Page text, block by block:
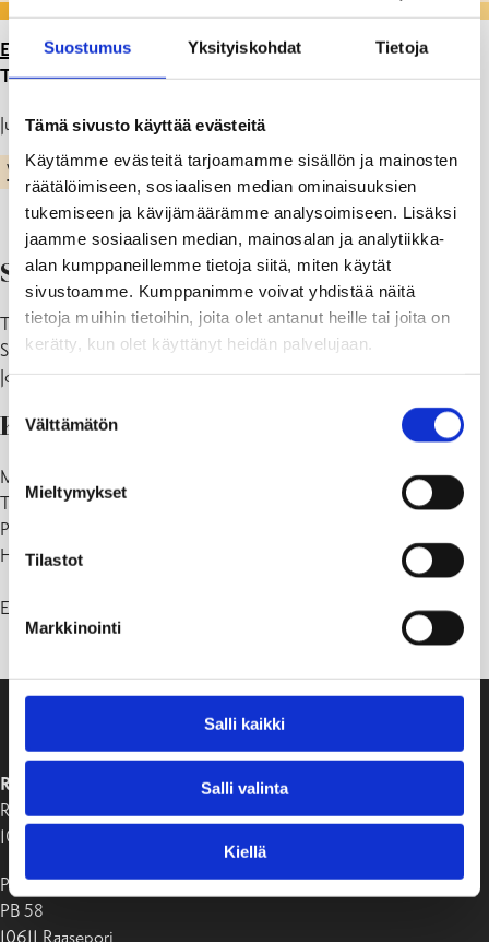
Suostumus Yksityiskohdat Tietoja
Tämä sivusto käyttää evästeitä
Käytämme evästeitä tarjoamamme sisällön ja mainosten
räätälöimiseen, sosiaalisen median ominaisuuksien
tukemiseen ja kävijämäärämme analysoimiseen. Lisäksi
jaamme sosiaalisen median, mainosalan ja analytiikka-
alan kumppaneillemme tietoja siitä, miten käytät
sivustoamme. Kumppanimme voivat yhdistää näitä
tietoja muihin tietoihin, joita olet antanut heille tai joita on
kerätty, kun olet käyttänyt heidän palvelujaan.
valinta
Välttämätön
Mieltymykset
Tilastot
Markkinointi
Salli kaikki
Salli valinta
Kiellä
ETUSIVU>ARTIKKELIT>LUKUVUODEN 2023-2024
TYÖ- JA LOMA-AIKOJA
Julkaistu: 16.01.23
VARHAISKASVATUS & ESIKOULU
Syyslukukausi 2023
Tiistai 15.8.2023 – perjantai 22.12.2023
Syysloma 19 – 20.10.2023
Joululoma 23.12.2023 – 7.1.2024
Kevätlukukausi 2024
Maanantai 8.1.2024 – lauantai 1.6.2024
Talviloma 19-23.2.2024
Pääsiäinen 29.3-1.4.2024
Helatorstai 9.5.2024
Esiopetuksen kevätlukukausi päättyy perjantaina 31.5.2024.
RAASEPORIN KAUPUNKI
Raaseporintie 37
10650 Tammisaari
Postiosoite:
PB 58
10611 Raasepori